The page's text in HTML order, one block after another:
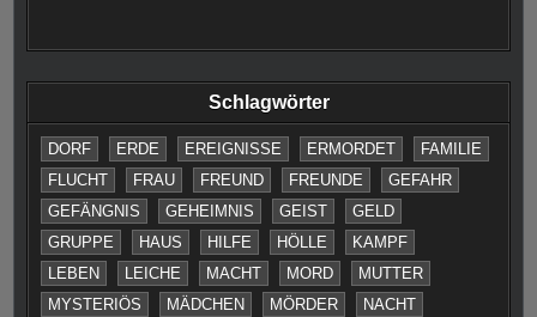
Schlagwörter
DORF ERDE EREIGNISSE ERMORDET
FAMILIE
FLUCHT
FRAU FREUND FREUNDE
GEFAHR
GEFÄNGNIS
GEHEIMNIS GEIST
GELD
GRUPPE
HAUS HILFE HÖLLE
KAMPF
LEBEN
LEICHE MACHT MORD
MUTTER
MYSTERIÖS
MÄDCHEN MÖRDER
NACHT